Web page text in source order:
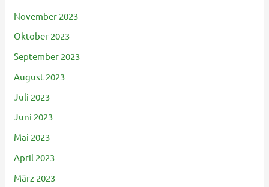
November 2023
Oktober 2023
September 2023
August 2023
Juli 2023
Juni 2023
Mai 2023
April 2023
März 2023